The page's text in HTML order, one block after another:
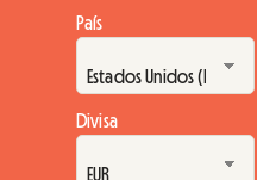
País
Divisa